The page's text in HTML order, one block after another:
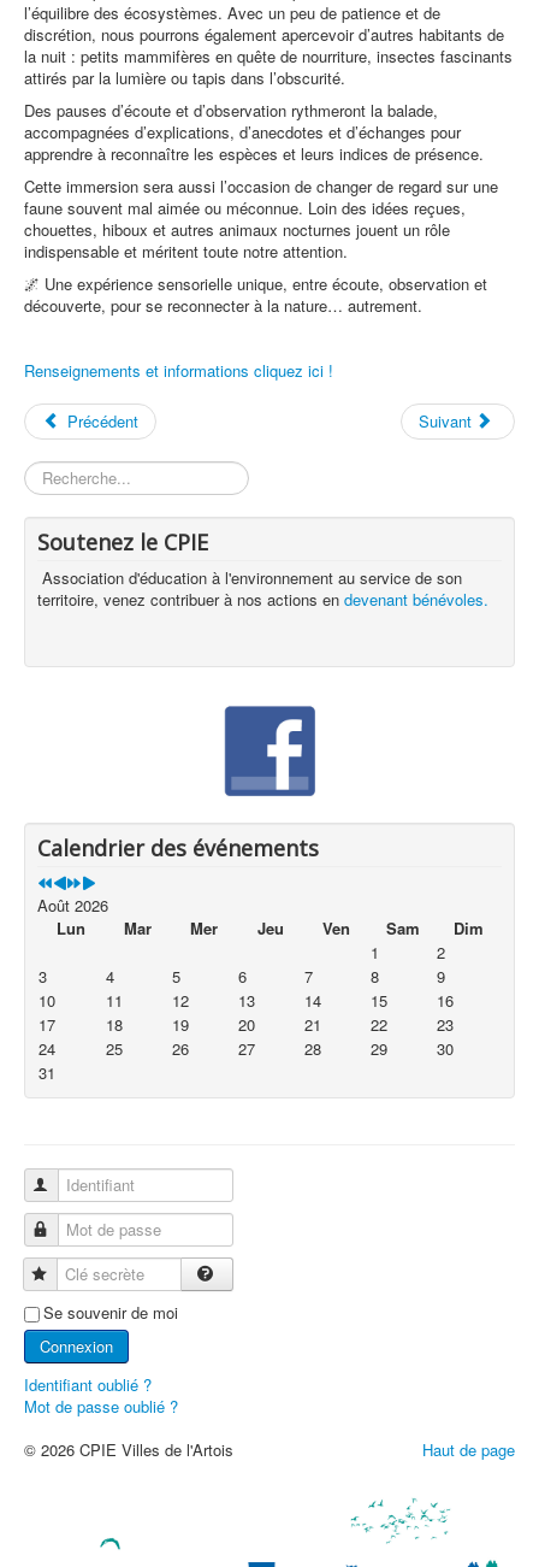
l’équilibre des écosystèmes. Avec un peu de patience et de
discrétion, nous pourrons également apercevoir d’autres habitants de
la nuit : petits mammifères en quête de nourriture, insectes fascinants
attirés par la lumière ou tapis dans l’obscurité.
Des pauses d’écoute et d’observation rythmeront la balade,
accompagnées d’explications, d’anecdotes et d’échanges pour
apprendre à reconnaître les espèces et leurs indices de présence.
Cette immersion sera aussi l’occasion de changer de regard sur une
faune souvent mal aimée ou méconnue. Loin des idées reçues,
chouettes, hiboux et autres animaux nocturnes jouent un rôle
indispensable et méritent toute notre attention.
🌌 Une expérience sensorielle unique, entre écoute, observation et
découverte, pour se reconnecter à la nature… autrement.
Renseignements et informations cliquez ici !
Précédent Suivant
Rechercher
Soutenez le CPIE
Association d'éducation à l'environnement au service de son
territoire, venez contribuer à nos actions en devenant bénévoles.
Calendrier des événements
Août 2026
Lun
Mar Mer Jeu Ven Sam
Dim
1
2
3
4 5 6 7 8
9
10
11 12 13 14 15
16
17
18 19 20 21 22
23
24
25 26 27 28 29
30
31
Identifiant
Mot de passe
Clé secrète
Se souvenir de moi
Connexion
Identifiant oublié ?
Mot de passe oublié ?
Haut de page
© 2026 CPIE Villes de l'Artois